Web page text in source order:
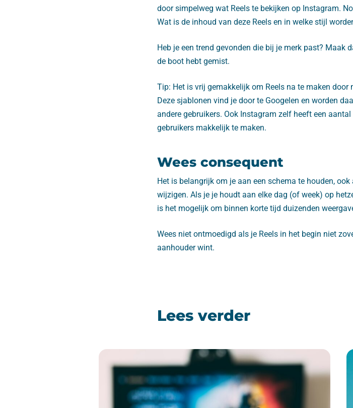
door simpelweg wat Reels te bekijken op Instagram.
Wat is de inhoud van deze Reels en in welke stijl
Heb je een trend gevonden die bij je merk past? Maak
de boot hebt gemist.
Tip: Het is vrij gemakkelijk om Reels na te maken door
Deze sjablonen vind je door te Googelen en worden
andere gebruikers. Ook Instagram zelf heeft een
gebruikers makkelijk te maken.
Wees consequent
Het is belangrijk om je aan een schema te houden,
wijzigen. Als je je houdt aan elke dag (of week) op
is het mogelijk om binnen korte tijd duizenden
Wees niet ontmoedigd als je Reels in het begin niet
aanhouder wint.
Lees verder